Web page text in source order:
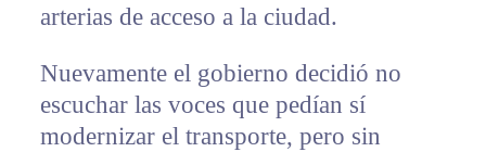
arterias de acceso a la ciudad.
Nuevamente el gobierno decidió no
escuchar las voces que pedían sí
modernizar el transporte, pero sin